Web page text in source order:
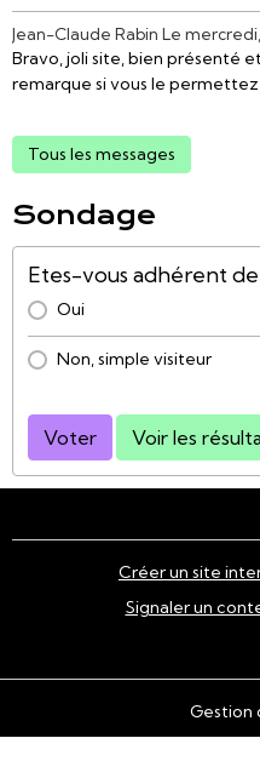
Jean-Claude Rabin Le
Bravo, joli site, bien présenté
remarque si vous le permettez
Tous les messages
Sondage
Etes-vous adhérent
Oui
Non, simple visiteur
Voter Voir les
Créer un site
Signaler un
Gestion